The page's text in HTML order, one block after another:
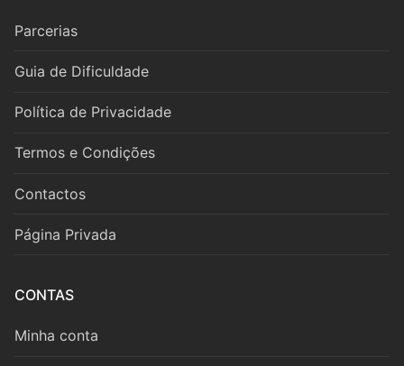
Trio
Quarteto
Quinteto
Livros
Teoria
Parcerias
Guia de Dificuldade
Política de Privacidade
Termos e Condições
Contactos
Página Privada
CONTAS
Minha conta